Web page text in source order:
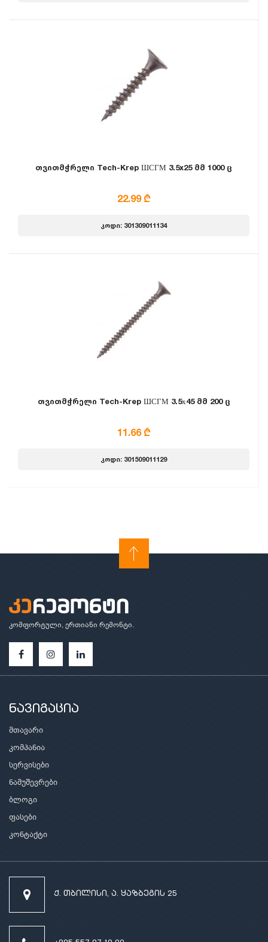
თვითმჭრელი Tech-Krep ШСГМ 3.5x25 მმ 1000 ც
22.99 ₾
კოდი: 301309011134
თვითმჭრელი Tech-Krep ШСГМ 3.5х45 მმ 200 ც
11.66 ₾
კოდი: 301509011129
კომფორტული, ერთიანი რემონტი.
ნავიგაცია
მთავარი
კომპანია
სერვისები
ნამუშევრები
ბლოგი
ფასები
კონტაქტი
ქ. თბილისი, ა. ყაზბეგის 25